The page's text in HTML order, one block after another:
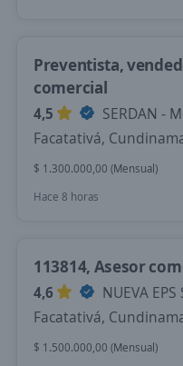
Preventista,
comercial
4,5
SERDAN -
Facatativá,
$ 1.300.000,00 (Mensual)
Hace 8 horas
113814, Asesor
4,6
NUEVA EPS
Facatativá,
$ 1.500.000,00 (Mensual)